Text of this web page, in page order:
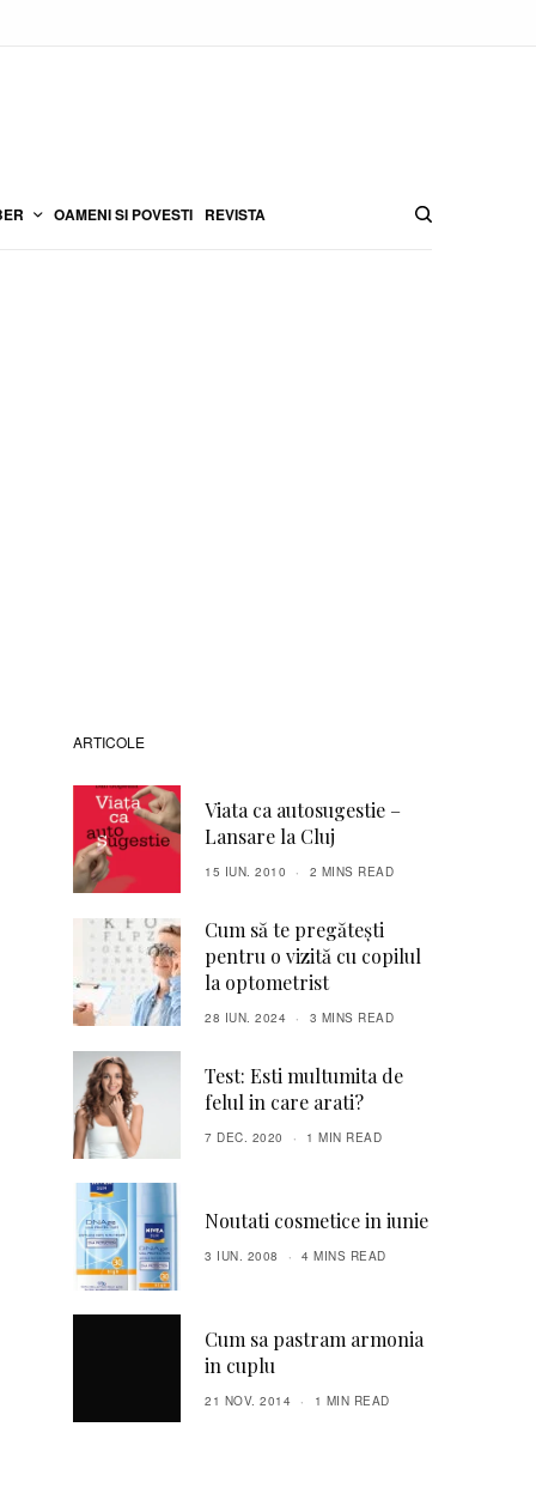
OAMENI SI POVESTI REVISTA
ARTICOLE
Viata ca autosugestie –
Lansare la Cluj
15 IUN. 2010 2 MINS READ
Cum să te pregătești
pentru o vizită cu copilul
la optometrist
28 IUN. 2024 3 MINS READ
Test: Esti multumita de
felul in care arati?
7 DEC. 2020 1 MIN READ
Noutati cosmetice in iunie
3 IUN. 2008 4 MINS READ
Cum sa pastram armonia
in cuplu
21 NOV. 2014 1 MIN READ